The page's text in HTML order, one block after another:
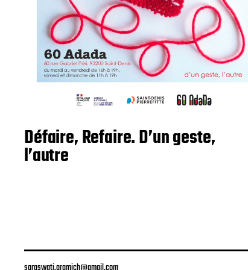
Défaire, Refaire. D’un geste,
l’autre